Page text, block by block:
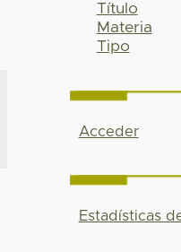
Título
Materia
Tipo
Acceder
Estadísticas